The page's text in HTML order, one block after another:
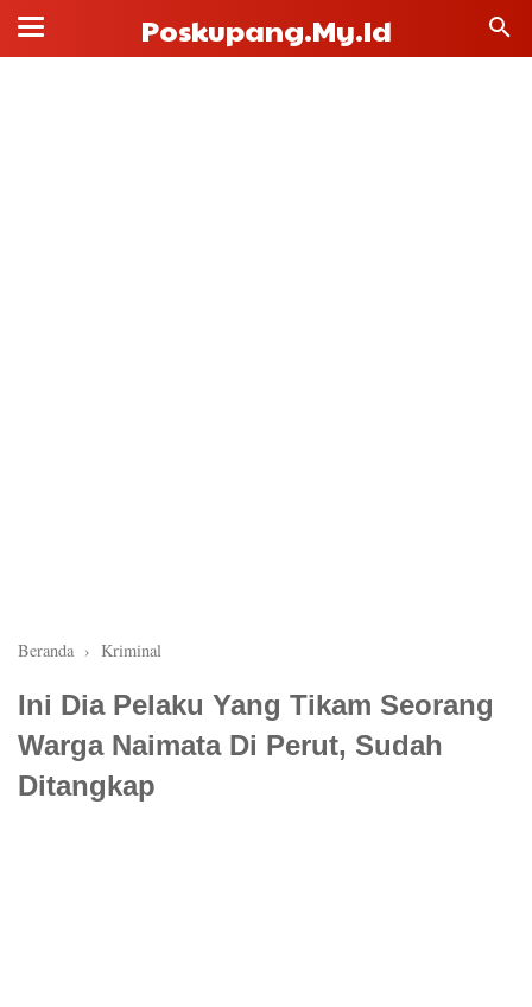
Poskupang.my.id
Beranda › Kriminal
Ini Dia Pelaku Yang Tikam Seorang
Warga Naimata Di Perut, Sudah
Ditangkap